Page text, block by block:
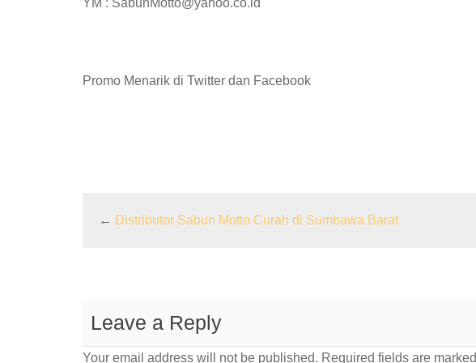
Promo Menarik di Twitter dan Facebook
← Distributor Sabun Motto Curah di Sumbawa Barat
Leave a Reply
Your email address will not be published. Required fields are marked